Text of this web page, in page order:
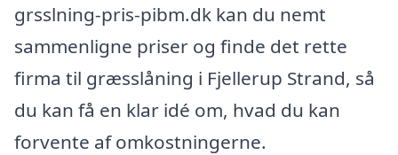
grsslning-pris-pibm.dk kan du nemt
sammenligne priser og finde det rette
firma til græsslåning i Fjellerup Strand, så
du kan få en klar idé om, hvad du kan
forvente af omkostningerne.